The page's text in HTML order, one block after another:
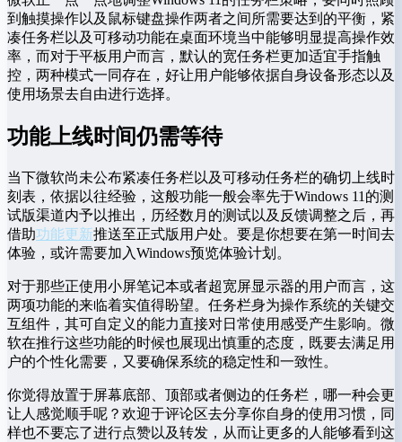
到触摸操作以及鼠标键盘操作两者之间所需要达到的平衡，紧
凑任务栏以及可移动功能在桌面环境当中能够明显提高操作效
率，而对于平板用户而言，默认的宽任务栏更加适宜手指触
控，两种模式一同存在，好让用户能够依据自身设备形态以及
使用场景去自由进行选择。
功能上线时间仍需等待
当下微软尚未公布紧凑任务栏以及可移动任务栏的确切上线时
刻表，依据以往经验，这般功能一般会率先于Windows 11的测
试版渠道内予以推出，历经数月的测试以及反馈调整之后，再
借助功能更新推送至正式版用户处。要是你想要在第一时间去
体验，或许需要加入Windows预览体验计划。
对于那些正使用小屏笔记本或者超宽屏显示器的用户而言，这
两项功能的来临着实值得盼望。任务栏身为操作系统的关键交
互组件，其可自定义的能力直接对日常使用感受产生影响。微
软在推行这些功能的时候也展现出慎重的态度，既要去满足用
户的个性化需要，又要确保系统的稳定性和一致性。
你觉得放置于屏幕底部、顶部或者侧边的任务栏，哪一种会更
让人感觉顺手呢？欢迎于评论区去分享你自身的使用习惯，同
样也不要忘了进行点赞以及转发，从而让更多的人能够看到这